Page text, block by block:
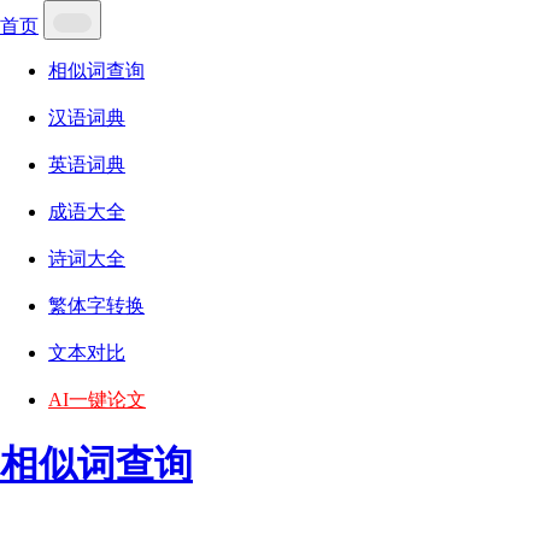
首页
相似词查询
汉语词典
英语词典
成语大全
诗词大全
繁体字转换
文本对比
AI一键论文
相似词查询